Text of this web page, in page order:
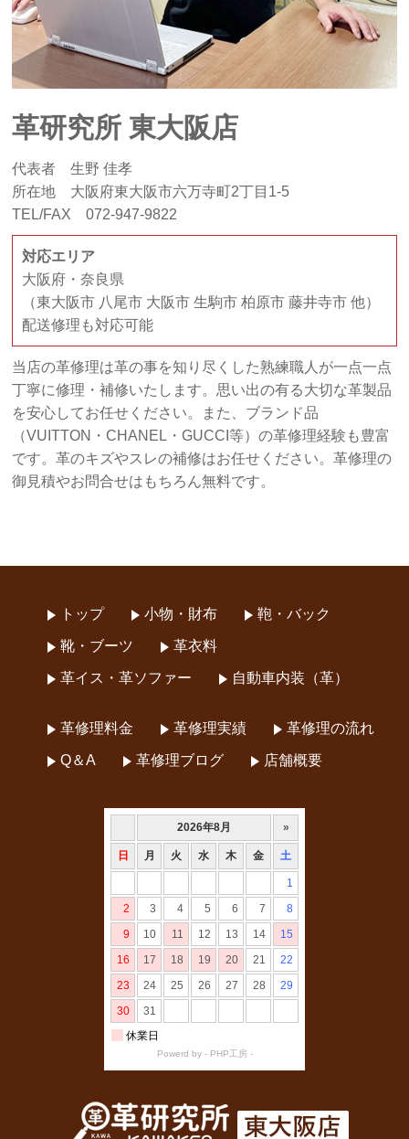
革研究所 東大阪店
代表者 生野 佳孝
所在地 大阪府東大阪市六万寺町2丁目1-5
TEL/FAX 072-947-9822
対応エリア
大阪府・奈良県
（東大阪市 八尾市 大阪市 生駒市 柏原市 藤井寺市 他）
配送修理も対応可能
当店の革修理は革の事を知り尽くした熟練職人が一点一点
丁寧に修理・補修いたします。思い出の有る大切な革製品
を安心してお任せください。また、ブランド品
（VUITTON・CHANEL・GUCCI等）の革修理経験も豊富
です。革のキズやスレの補修はお任せください。革修理の
御見積やお問合せはもちろん無料です。
トップ 小物・財布 鞄・バック
靴・ブーツ 革衣料
革イス・革ソファー 自動車内装（革）
革修理料金 革修理実績 革修理の流れ
Q＆A 革修理ブログ 店舗概要